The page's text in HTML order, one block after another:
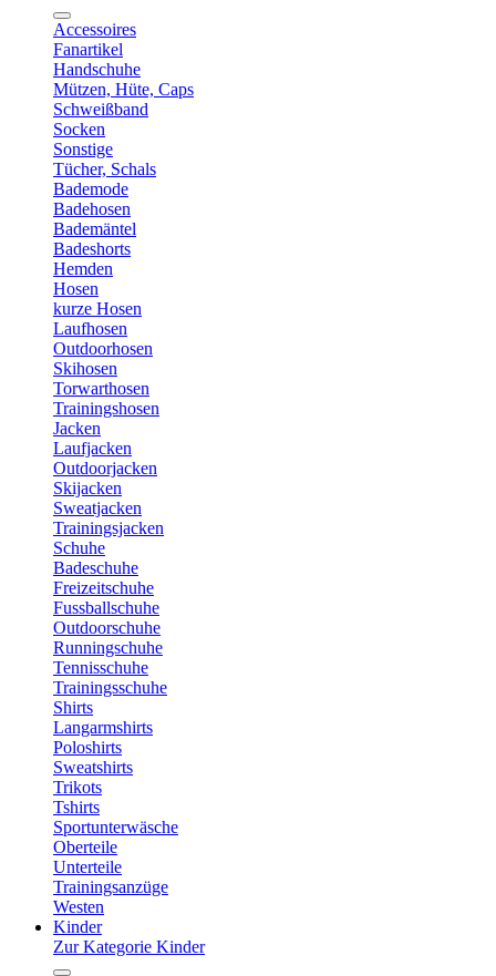
Accessoires
Fanartikel
Handschuhe
Mützen, Hüte, Caps
Schweißband
Socken
Sonstige
Tücher, Schals
Bademode
Badehosen
Bademäntel
Badeshorts
Hemden
Hosen
kurze Hosen
Laufhosen
Outdoorhosen
Skihosen
Torwarthosen
Trainingshosen
Jacken
Laufjacken
Outdoorjacken
Skijacken
Sweatjacken
Trainingsjacken
Schuhe
Badeschuhe
Freizeitschuhe
Fussballschuhe
Outdoorschuhe
Runningschuhe
Tennisschuhe
Trainingsschuhe
Shirts
Langarmshirts
Poloshirts
Sweatshirts
Trikots
Tshirts
Sportunterwäsche
Oberteile
Unterteile
Trainingsanzüge
Westen
Kinder
Zur Kategorie Kinder